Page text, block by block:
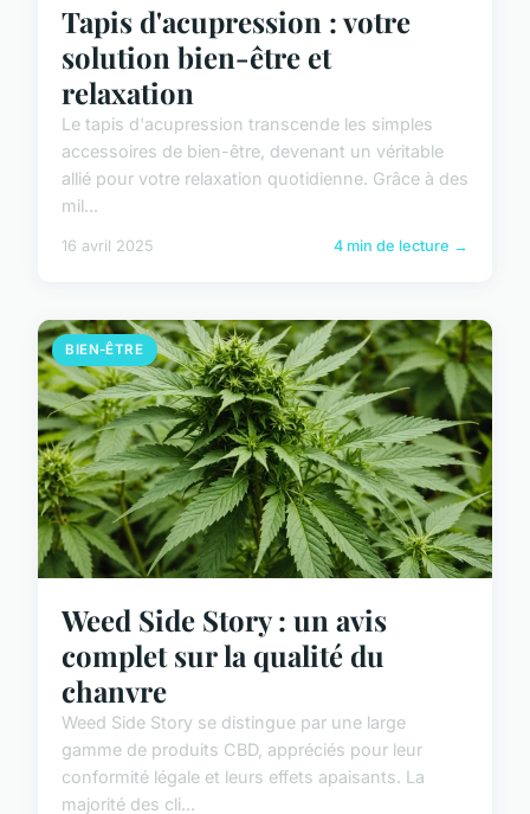
Tapis d'acupression : votre
solution bien-être et
relaxation
Le tapis d'acupression transcende les simples
accessoires de bien-être, devenant un véritable
allié pour votre relaxation quotidienne. Grâce à des
mil...
16 avril 2025 4 min de lecture →
BIEN-ÊTRE
Weed Side Story : un avis
complet sur la qualité du
chanvre
Weed Side Story se distingue par une large
gamme de produits CBD, appréciés pour leur
conformité légale et leurs effets apaisants. La
majorité des cli...